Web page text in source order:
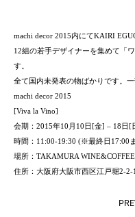
machi decor 2015内にてKAIRI
12組の若手デザイナーを集めて「
す。
全て国内未発表の物ばかりです。
machi decor 2015
[Viva la Vino]
会期：2015年10月10日[金] – 18日[
時間：11:00-19:30 (※最終日17:00
場所：TAKAMURA WINE&COFFEE
住所：大阪府大阪市西区江戸堀2-2-